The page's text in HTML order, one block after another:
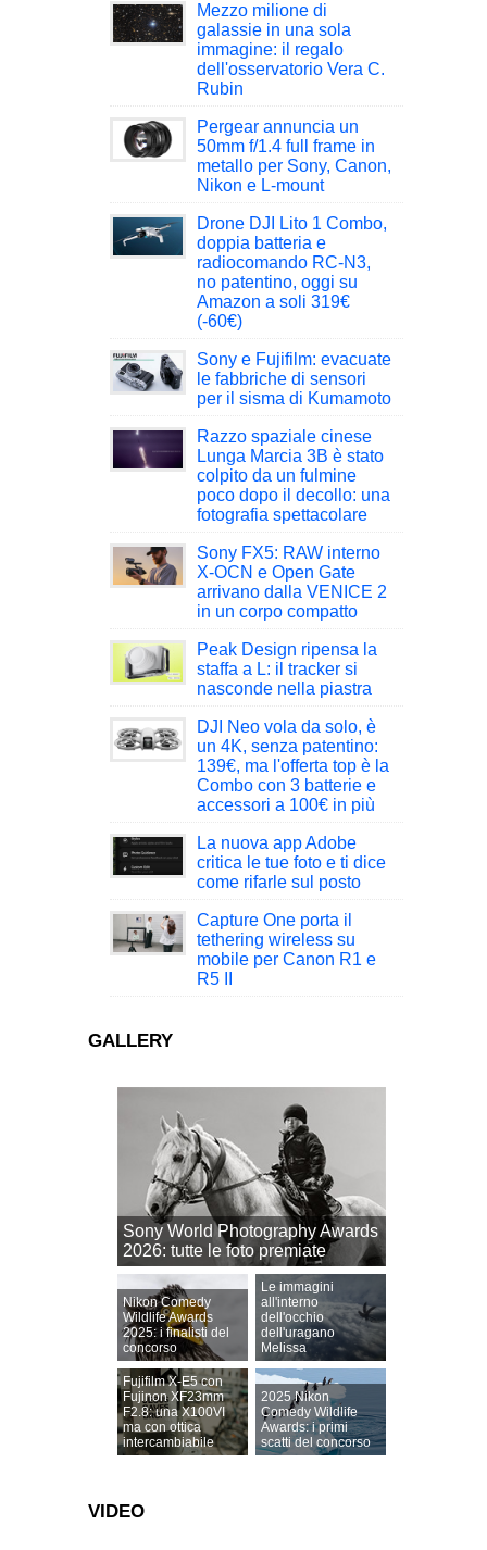
Mezzo milione di
galassie in una sola
immagine: il regalo
dell'osservatorio Vera C.
Rubin
Pergear annuncia un
50mm f/1.4 full frame in
metallo per Sony, Canon,
Nikon e L-mount
Drone DJI Lito 1 Combo,
doppia batteria e
radiocomando RC-N3,
no patentino, oggi su
Amazon a soli 319€
(-60€)
Sony e Fujifilm: evacuate
le fabbriche di sensori
per il sisma di Kumamoto
Razzo spaziale cinese
Lunga Marcia 3B è stato
colpito da un fulmine
poco dopo il decollo: una
fotografia spettacolare
Sony FX5: RAW interno
X-OCN e Open Gate
arrivano dalla VENICE 2
in un corpo compatto
Peak Design ripensa la
staffa a L: il tracker si
nasconde nella piastra
DJI Neo vola da solo, è
un 4K, senza patentino:
139€, ma l'offerta top è la
Combo con 3 batterie e
accessori a 100€ in più
La nuova app Adobe
critica le tue foto e ti dice
come rifarle sul posto
Capture One porta il
tethering wireless su
mobile per Canon R1 e
R5 II
GALLERY
Sony World Photography Awards
2026: tutte le foto premiate
Nikon Comedy
Wildlife Awards
2025: i finalisti del
concorso
Le immagini
all'interno
dell'occhio
dell'uragano
Melissa
Fujifilm X-E5 con
Fujinon XF23mm
F2.8: una X100VI
ma con ottica
intercambiabile
2025 Nikon
Comedy Wildlife
Awards: i primi
scatti del concorso
VIDEO